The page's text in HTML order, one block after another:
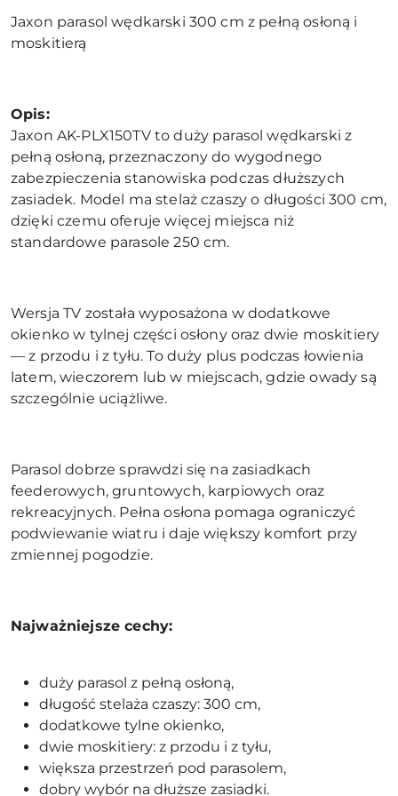
Jaxon parasol wędkarski 300 cm z pełną osłoną i
moskitierą
Opis:
Jaxon AK-PLX150TV to duży parasol wędkarski z
pełną osłoną, przeznaczony do wygodnego
zabezpieczenia stanowiska podczas dłuższych
zasiadek. Model ma stelaż czaszy o długości 300 cm,
dzięki czemu oferuje więcej miejsca niż
standardowe parasole 250 cm.
Wersja TV została wyposażona w dodatkowe
okienko w tylnej części osłony oraz dwie moskitiery
— z przodu i z tyłu. To duży plus podczas łowienia
latem, wieczorem lub w miejscach, gdzie owady są
szczególnie uciążliwe.
Parasol dobrze sprawdzi się na zasiadkach
feederowych, gruntowych, karpiowych oraz
rekreacyjnych. Pełna osłona pomaga ograniczyć
podwiewanie wiatru i daje większy komfort przy
zmiennej pogodzie.
Najważniejsze cechy:
duży parasol z pełną osłoną,
długość stelaża czaszy: 300 cm,
dodatkowe tylne okienko,
dwie moskitiery: z przodu i z tyłu,
większa przestrzeń pod parasolem,
dobry wybór na dłuższe zasiadki.